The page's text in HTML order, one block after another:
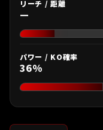
リーチ / 距離
—
パワー / KO確率
36%